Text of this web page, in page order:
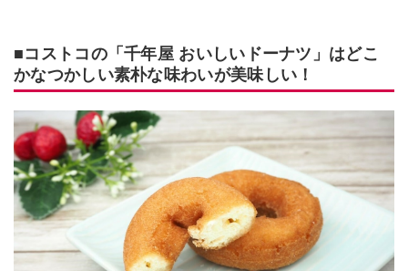
■コストコの「千年屋 おいしいドーナツ」はどこ
かなつかしい素朴な味わいが美味しい！